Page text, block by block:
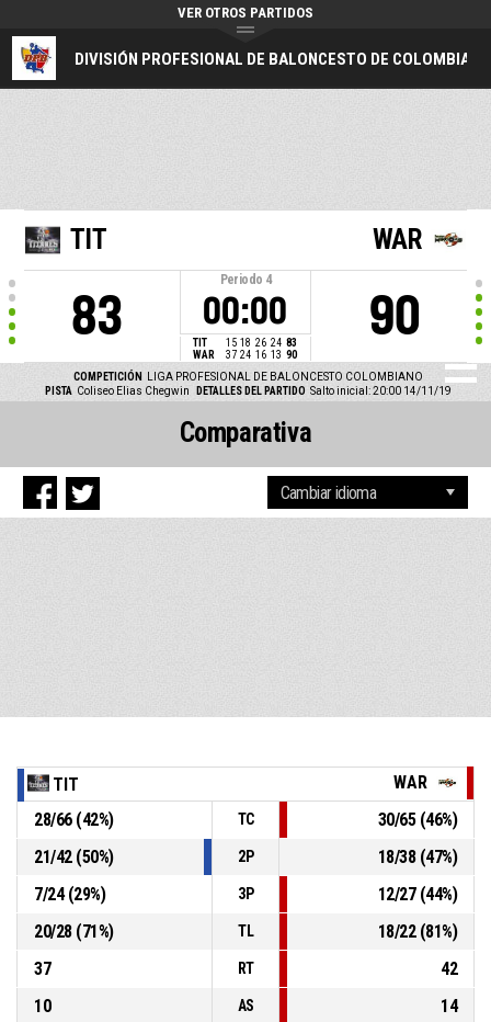
DIVISIÓN PROFESIONAL DE BALONCESTO DE COLOMBIA
VER OTROS PARTIDOS
TIT
83
Periodo 4
00:00
TIT 15 18 26 24 83
WAR
37 24 16 13 90
WAR
90
COMPETICIÓN
LIGA PROFESIONAL DE BALONCESTO COLOMBIANO
PISTA Coliseo Elias Chegwin DETALLES DEL PARTIDO Salto inicial: 20:00 14/11/19
Comparativa
TIT
WAR
28/66(42%) TC 30/65(46%)
21/42(50%) 2P 18/38(47%)
7/24(29%) 3P 12/27(44%)
20/28(71%) TL 18/22(81%)
37
RT
42
10
AS
14